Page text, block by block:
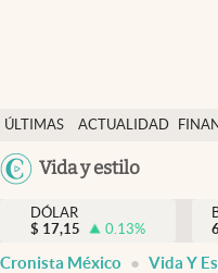
ÚLTIMAS
NOTICIAS
ACTUALIDAD
Vida y estilo
Actualidad
Finanzas y economía
Dólar y mercados
DÓLAR
$ 17,15 0.13%
Cronista México Vida Y